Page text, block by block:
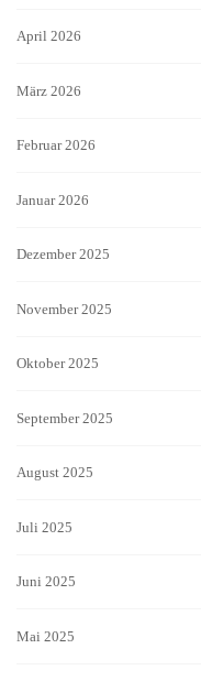
April 2026
März 2026
Februar 2026
Januar 2026
Dezember 2025
November 2025
Oktober 2025
September 2025
August 2025
Juli 2025
Juni 2025
Mai 2025